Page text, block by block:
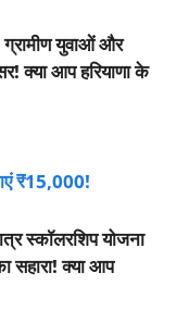
ग्रामीण युवाओं और
क्या आप हरियाणा के
₹15,000!
स्कॉलरशिप योजना
सहारा! क्या आप